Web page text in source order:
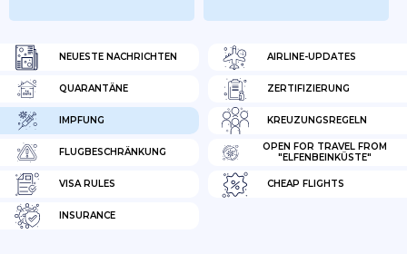
NEUESTE NACHRICHTEN AIRLINE-UPDATES
QUARANTÄNE ZERTIFIZIERUNG
IMPFUNG KREUZUNGSREGELN
FLUGBESCHRÄNKUNG
OPEN FOR TRAVEL FROM
"ELFENBEINKÜSTE"
VISA RULES CHEAP FLIGHTS
INSURANCE